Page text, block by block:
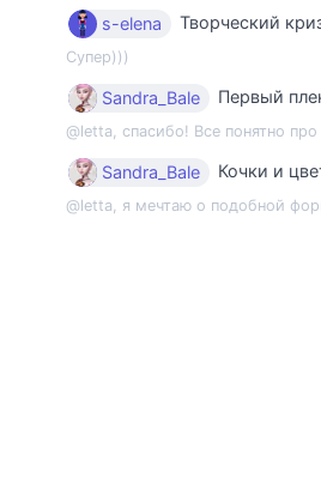
s-elena Творческий
Супер)))
Sandra_Bale Первый пленэр
Sandra_Bale Кочки и